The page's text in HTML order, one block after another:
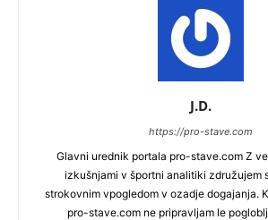
J.D.
https://pro-stave.com
Glavni urednik portala pro-stave.com Z
izkušnjami v športni analitiki združujem
strokovnim vpogledom v ozadje dogajanja.
pro-stave.com ne pripravljam le